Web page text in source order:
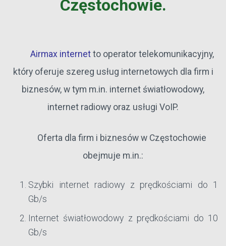
Częstochowie.
Airmax internetto operator telekomunikacyjny,
który oferuje szereg usług internetowych dla firm i
biznesów, w tym m.in. internet światłowodowy,
internet radiowy oraz usługi VoIP.
Oferta dla firm i biznesów w Częstochowie
obejmuje m.in.:
Szybki internet radiowy z prędkościami do 1
Gb/s
Internet światłowodowy z prędkościami do 10
Gb/s